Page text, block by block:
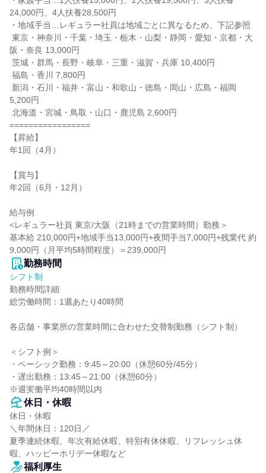
24,000円、4人扶養28,500円
・地域手当…レギュラー社員は地域ごとに異なるため、下記参照
阪・奈良 13,000円
5,200円
=================
【昇給】
年1回（4月）
【賞与】
年2回（6月・12月）
給与例
<レギュラー社員 東京/大阪（21時までの営業時間）勤務＞
基本給 210,000円+地域手当13,000円+夜間手当7,000円+残業代 約
9,000円（月平均5時間程度）＝239,000円
勤務時間
シフト制
勤務時間詳細
総労働時間：1週あたり40時間
各店舗・事業所の営業時間に合わせた交替制勤務（シフト制）
＜シフト例＞
・ベーシック勤務：9:45～20:00（休憩60分/45分）
・遅出勤務：13:45～21:00（休憩60分）
※週実働平均40時間以内
休日・休暇
休日・休暇
＼年間休日：120日／
夏季連続休暇、年次有給休暇、特別有休休暇、リフレッシュ休
暇、ハッピーホリデー休暇など
福利厚生